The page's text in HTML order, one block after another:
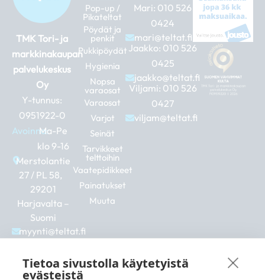
TMK Tori- ja
markkinakaupan
palvelukeskus
Oy
Y-tunnus:
0951922-0
Avoinna:Ma-Pe
klo 9-16
Merstolantie
27 / PL 58,
29201
Harjavalta –
Suomi
myynti@teltat.fi
0422
F
I
L
Pop-up /
Pikateltat
Pöydät ja
penkit
Pukkipöydät
Hygienia
Nopsa
varaosat
Varaosat
Varjot
Seinät
Tarvikkeet
telttoihin
Vaatepidikkeet
Painatukset
Muuta
Mari: 010 526
0424
mari@teltat.fi
Jaakko: 010 526
0425
jaakko@teltat.fi
Viljami: 010 526
0427
viljam@teltat.fi
Tietoa sivustolla käytetyistä
evästeistä